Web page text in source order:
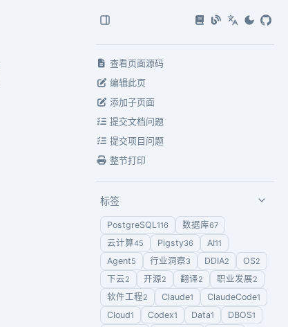
查看页面源码
编辑此页
添加子页面
提交文档问题
提交项目问题
整节打印
标签
PostgreSQL116 数据库67
云计算45 Pigsty36 AI11
Agent5 行业洞察3 DDIA2 OS2
下云2 开源2 翻译2 职业发展2
软件工程2 Claude1 ClaudeCode1
Cloud1 Codex1 Data1 DBOS1